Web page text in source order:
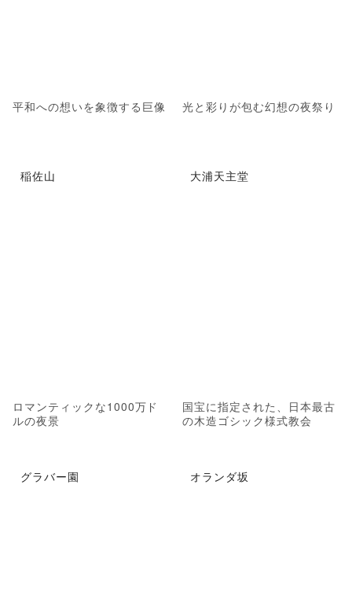
平和への想いを象徴する巨像 光と彩りが包む幻想の夜祭り
稲佐山
ロマンティックな1000万ド
ルの夜景
大浦天主堂
国宝に指定された、日本最古
の木造ゴシック様式教会
グラバー園 オランダ坂